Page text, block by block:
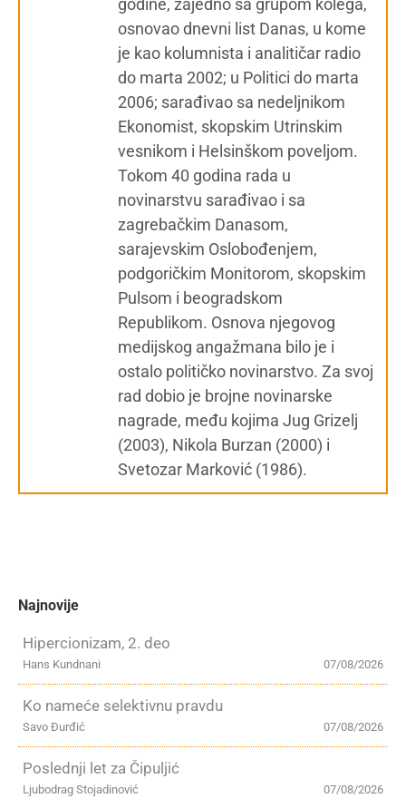
godine, zajedno sa grupom kolega,
osnovao dnevni list Danas, u kome
je kao kolumnista i analitičar radio
do marta 2002; u Politici do marta
2006; sarađivao sa nedeljnikom
Ekonomist, skopskim Utrinskim
vesnikom i Helsinškom poveljom.
Tokom 40 godina rada u
novinarstvu sarađivao i sa
zagrebačkim Danasom,
sarajevskim Oslobođenjem,
podgoričkim Monitorom, skopskim
Pulsom i beogradskom
Republikom. Osnova njegovog
medijskog angažmana bilo je i
ostalo političko novinarstvo. Za svoj
rad dobio je brojne novinarske
nagrade, među kojima Jug Grizelj
(2003), Nikola Burzan (2000) i
Svetozar Marković (1986).
Najnovije
Hipercionizam, 2. deo
07/08/2026
Hans Kundnani
Ko nameće selektivnu pravdu
07/08/2026
Savo Đurđić
Poslednji let za Čipuljić
07/08/2026
Ljubodrag Stojadinović